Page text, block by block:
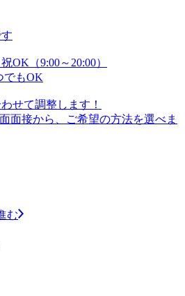
OK（9:00～20:00）
でもOK
せて調整します！
面接から、ご希望の方法を選べま
む